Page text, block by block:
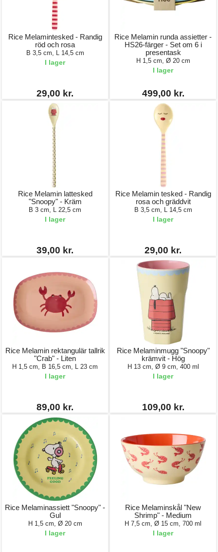
Rice Melamintesked - Randig
röd och rosa
B 3,5 cm, L 14,5 cm
I lager
29,00 kr.
Rice Melamin runda assietter -
HS26-färger - Set om 6 i
presentask
H 1,5 cm, Ø 20 cm
I lager
499,00 kr.
Rice Melamin lattesked
"Snoopy" - Kräm
B 3 cm, L 22,5 cm
I lager
39,00 kr.
Rice Melamin tesked - Randig
rosa och gräddvit
B 3,5 cm, L 14,5 cm
I lager
29,00 kr.
Rice Melamin rektangulär tallrik
"Crab" - Liten
H 1,5 cm, B 16,5 cm, L 23 cm
I lager
89,00 kr.
Rice Melaminmugg "Snoopy"
krämvit - Hög
H 13 cm, Ø 9 cm, 400 ml
I lager
109,00 kr.
Rice Melaminassiett "Snoopy" -
Gul
H 1,5 cm, Ø 20 cm
I lager
Rice Melaminskål "New
Shrimp" - Medium
H 7,5 cm, Ø 15 cm, 700 ml
I lager